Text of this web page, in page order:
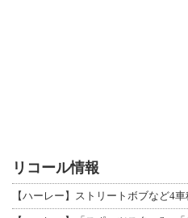
リコール情報
【ハーレー】ストリートボブなど4